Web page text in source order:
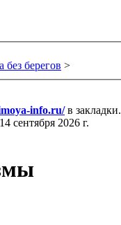
без берегов >
info.ru/в закладки.
сентября 2026 г.